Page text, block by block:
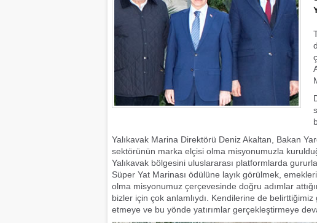
Yalıkavak Marina Direktörü Deniz Akaltan, Bakan
sektörünün marka elçisi olma misyonumuzla
Yalıkavak bölgesini uluslararası platformlarda
Süper Yat Marinası ödülüne layık görülmek,
olma misyonumuz çerçevesinde doğru adımlar
bizler için çok anlamlıydı. Kendilerine de
etmeye ve bu yönde yatırımlar gerçekleştirmeye